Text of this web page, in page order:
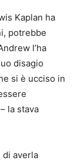
Kaplan ha
potrebbe
l’ha
disagio
si è ucciso in
la stava
di averla